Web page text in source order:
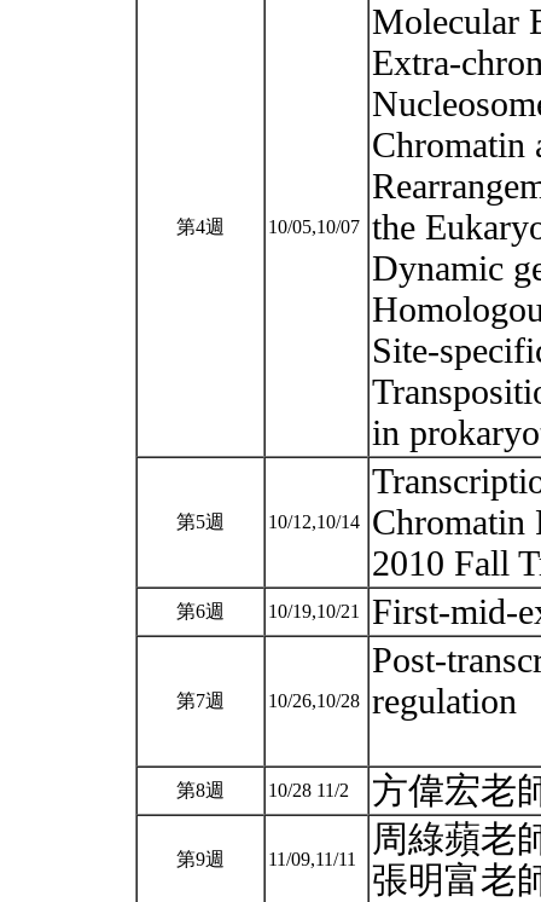
第4週 10/05,10/07
Molecular
Extra-
Chromatin
the
Dynamic
Site-
in
第5週 10/12,10/14
Chromatin
2010 Fall
第6週 10/19,10/21 First-mid-
第7週 10/26,10/28
Post-
regulation
第8週 10/28 11/2 方偉宏老
第9週 11/09,11/11
周綠蘋老
張明富老